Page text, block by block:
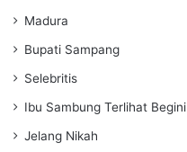
Madura
Bupati Sampang
Selebritis
Ibu Sambung Terlihat Begini
Jelang Nikah